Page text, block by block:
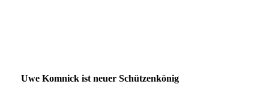
Uwe Komnick ist neuer Schützenkönig